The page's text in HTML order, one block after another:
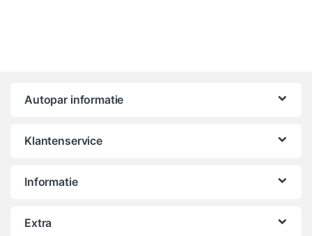
Autopar informatie
Klantenservice
Informatie
Extra